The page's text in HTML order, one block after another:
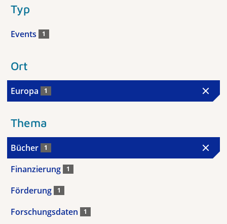
Typ
Events 1
Ort
Europa 1
Thema
Bücher 1
Finanzierung 1
Förderung 1
Forschungsdaten 1